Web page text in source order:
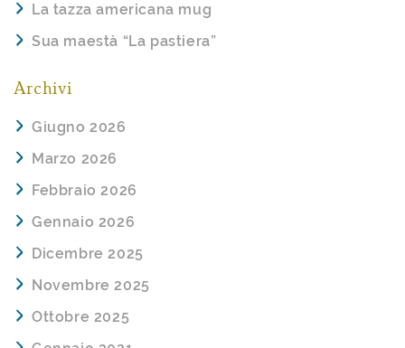
La tazza americana mug
Sua maestà “La pastiera”
Archivi
Giugno 2026
Marzo 2026
Febbraio 2026
Gennaio 2026
Dicembre 2025
Novembre 2025
Ottobre 2025